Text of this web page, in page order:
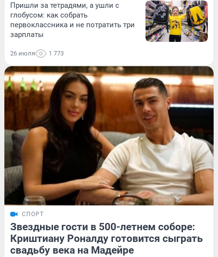
Пришли за тетрадями, а ушли с
глобусом: как собрать
первоклассника и не потратить три
зарплаты
26 июля 1 773
СПОРТ
Звездные гости в 500-летнем соборе:
Криштиану Роналду готовится сыграть
свадьбу века на Мадейре